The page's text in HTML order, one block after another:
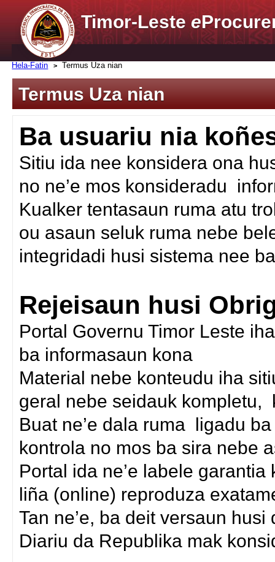
Timor-Lestee
Hela-Fatin Termus Uza nian
Termus Uza nian
Ba usuariu nia
Sitiu ida nee konsidera ona
no ne’e mos konsideradu
Kualker tentasaun ruma atu
ou asaun seluk ruma nebe
integridadi husi sistema nee
Rejeisaun husi
Portal Governu Timor Leste
ba informasaun kona
Material nebe konteudu iha
geral nebe seidauk kompletu,
Buat ne’e dala ruma ligadu
kontrola no mos ba sira nebe
Portal ida ne’e labele
liña (online) reproduza
Tan ne’e, ba deit versaun
Diariu da Republika mak